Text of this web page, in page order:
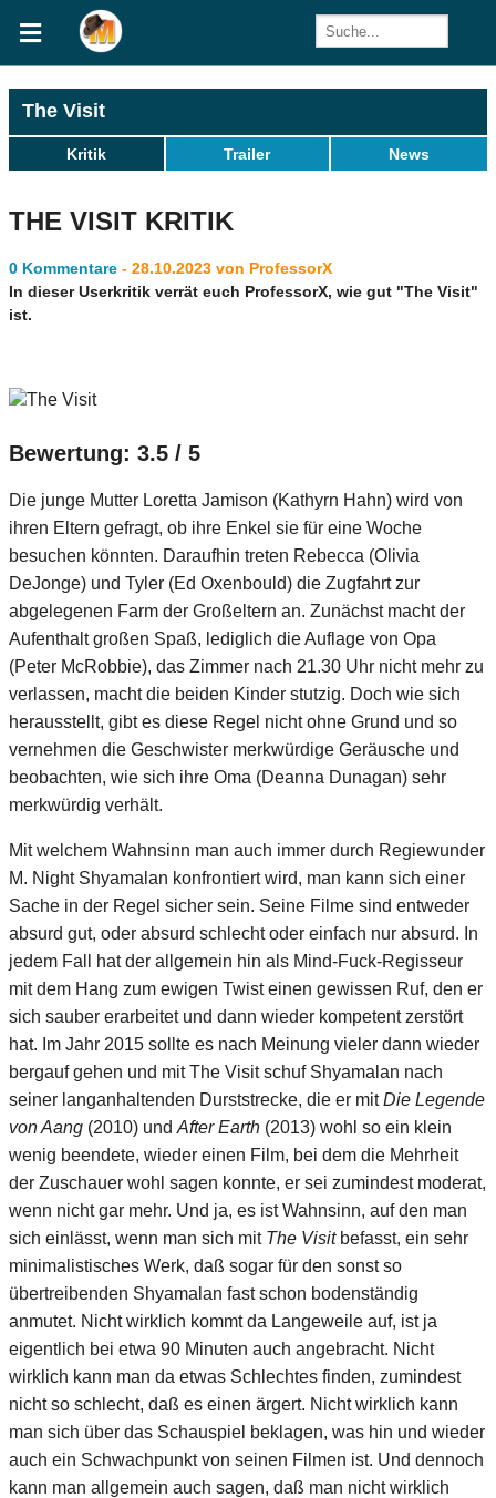
The Visit
Kritik Trailer News
THE VISIT KRITIK
0 Kommentare - 28.10.2023 von ProfessorX
In dieser Userkritik verrät euch ProfessorX, wie gut "The Visit"
ist.
Bewertung: 3.5 / 5
Die junge Mutter Loretta Jamison (Kathyrn Hahn) wird von
ihren Eltern gefragt, ob ihre Enkel sie für eine Woche
besuchen könnten. Daraufhin treten Rebecca (Olivia
DeJonge) und Tyler (Ed Oxenbould) die Zugfahrt zur
abgelegenen Farm der Großeltern an. Zunächst macht der
Aufenthalt großen Spaß, lediglich die Auflage von Opa
(Peter McRobbie), das Zimmer nach 21.30 Uhr nicht mehr zu
verlassen, macht die beiden Kinder stutzig. Doch wie sich
herausstellt, gibt es diese Regel nicht ohne Grund und so
vernehmen die Geschwister merkwürdige Geräusche und
beobachten, wie sich ihre Oma (Deanna Dunagan) sehr
merkwürdig verhält.
Mit welchem Wahnsinn man auch immer durch Regiewunder
M. Night Shyamalan konfrontiert wird, man kann sich einer
Sache in der Regel sicher sein. Seine Filme sind entweder
absurd gut, oder absurd schlecht oder einfach nur absurd. In
jedem Fall hat der allgemein hin als Mind-Fuck-Regisseur
mit dem Hang zum ewigen Twist einen gewissen Ruf, den er
sich sauber erarbeitet und dann wieder kompetent zerstört
hat. Im Jahr 2015 sollte es nach Meinung vieler dann wieder
bergauf gehen und mit The Visit schuf Shyamalan nach
seiner langanhaltenden Durststrecke, die er mitDie Legende
von Aang (2010) und After Earth (2013) wohl so ein klein
wenig beendete, wieder einen Film, bei dem die Mehrheit
der Zuschauer wohl sagen konnte, er sei zumindest moderat,
wenn nicht gar mehr. Und ja, es ist Wahnsinn, auf den man
sich einlässt, wenn man sich mit The Visitbefasst, ein sehr
minimalistisches Werk, daß sogar für den sonst so
übertreibenden Shyamalan fast schon bodenständig
anmutet. Nicht wirklich kommt da Langeweile auf, ist ja
eigentlich bei etwa 90 Minuten auch angebracht. Nicht
wirklich kann man da etwas Schlechtes finden, zumindest
nicht so schlecht, daß es einen ärgert. Nicht wirklich kann
man sich über das Schauspiel beklagen, was hin und wieder
auch ein Schwachpunkt von seinen Filmen ist. Und dennoch
kann man allgemein auch sagen, daß man nicht wirklich